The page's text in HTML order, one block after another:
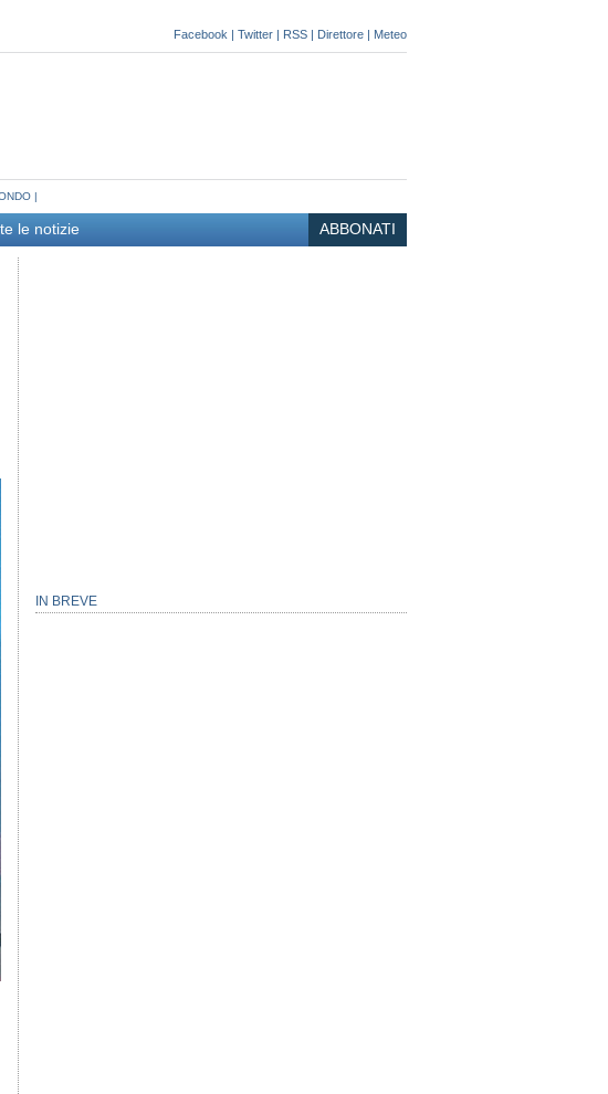
Facebook | Twitter | RSS | Direttore | Meteo
|
le notizie ABBONATI
IN BREVE